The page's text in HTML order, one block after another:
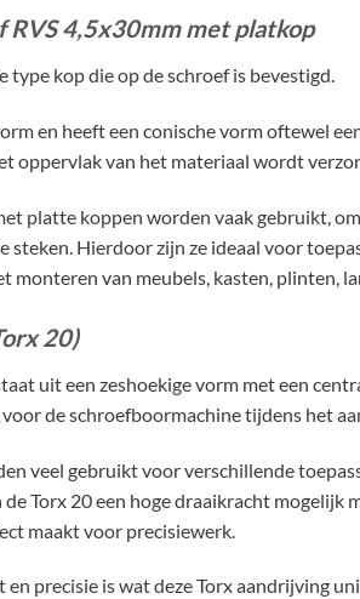
RVS 4,5x30mm met platkop
type kop die op de schroef is bevestigd.
en heeft een conische vorm oftewel
oppervlak van het materiaal wordt
platte koppen worden vaak gebruikt,
steken. Hierdoor zijn ze ideaal voor
monteren van meubels, kasten, plinten,
20)
uit een zeshoekige vorm met een
de schroefboormachine tijdens het
veel gebruikt voor verschillende
Torx 20 een hoge draaikracht
maakt voor precisiewerk.
en precisie is wat deze Torx aandrijving